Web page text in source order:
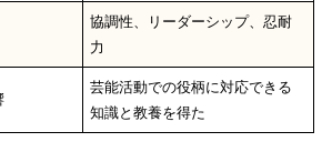
協調性、リーダーシップ、忍耐
力
芸能活動での役柄に対応できる
知識と教養を得た